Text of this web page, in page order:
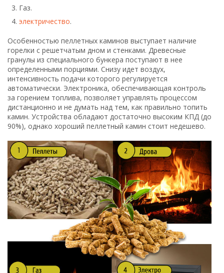
Газ.
электричество.
Особенностью пеллетных каминов выступает наличие
горелки с решетчатым дном и стенками. Древесные
гранулы из специального бункера поступают в нее
определенными порциями. Снизу идет воздух,
интенсивность подачи которого регулируется
автоматически. Электроника, обеспечивающая контроль
за горением топлива, позволяет управлять процессом
дистанционно и не думать над тем, как правильно топить
камин. Устройства обладают достаточно высоким КПД (до
90%), однако хороший пеллетный камин стоит недешево.